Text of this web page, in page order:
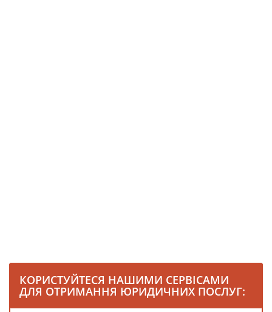
КОРИСТУЙТЕСЯ НАШИМИ СЕРВІСАМИ
ДЛЯ ОТРИМАННЯ ЮРИДИЧНИХ ПОСЛУГ: